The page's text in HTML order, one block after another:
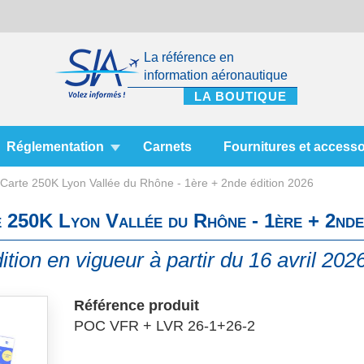
La référence en
information aéronautique
Réglementation Carnets Fournitures et
250K Lyon Vallée du Rhône - 1ère + 2nde édition 2026
Lyon Vallée du Rhône - 1ère +
en vigueur à partir du 16 avril
Référence produit
POC VFR + LVR 26-1+26-2